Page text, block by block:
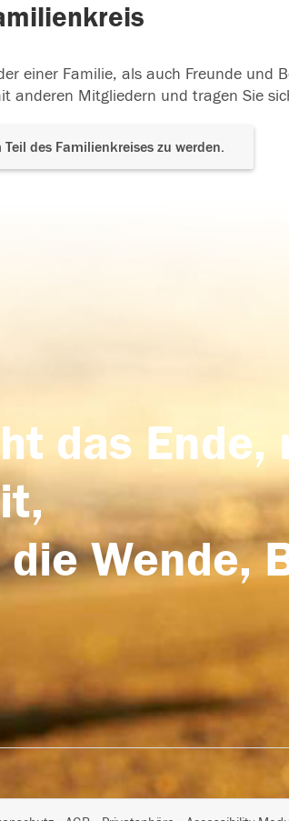
einer Familie, als auch Freunde und
anderen Mitgliedern und tragen Sie
des Familienkreises zu werden.
das
Wende,